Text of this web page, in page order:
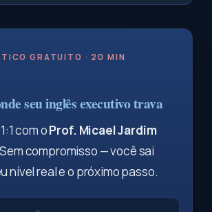
GRATUITO · 20 MIN
seu inglês executivo trava
com oProf. Micael Jardim
compromisso — você sai
nível real e o próximo passo.